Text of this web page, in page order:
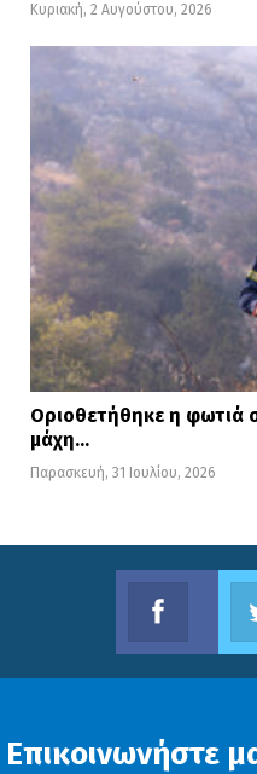
Κυριακή, 2 Αυγούστου, 2026
Οριοθετήθηκε η φωτιά
μάχη…
Παρασκευή, 31 Ιουλίου, 2026
Επικοινωνήστε